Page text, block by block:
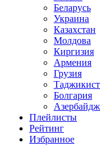
Беларусь
Украина
Казахстан
Молдова
Киргизия
Армения
Грузия
Болгария
Плейлисты
Рейтинг
Избранное